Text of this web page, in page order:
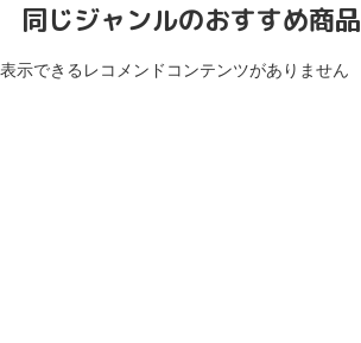
同じジャンルのおすすめ商品
表示できるレコメンドコンテンツがありません